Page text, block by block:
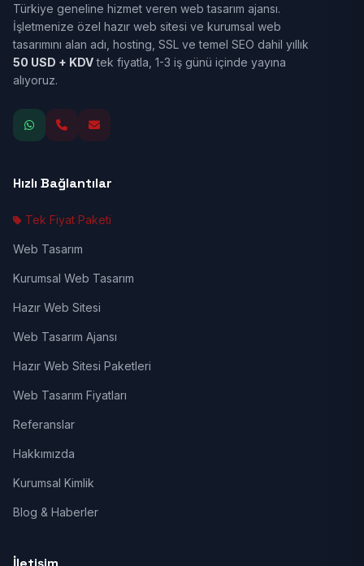
Türkiye geneline hizmet veren web tasarım ajansı.
İşletmenize özel hazır web sitesi ve kurumsal web
tasarımını alan adı, hosting, SSL ve temel SEO dahil yıllık
50 USD + KDVtek fiyatla, 1-3 iş günü içinde yayına
alıyoruz.
Hızlı Bağlantılar
Tek Fiyat Paketi
Web Tasarım
Kurumsal Web Tasarım
Hazır Web Sitesi
Web Tasarım Ajansı
Hazır Web Sitesi Paketleri
Web Tasarım Fiyatları
Referanslar
Hakkımızda
Kurumsal Kimlik
Blog & Haberler